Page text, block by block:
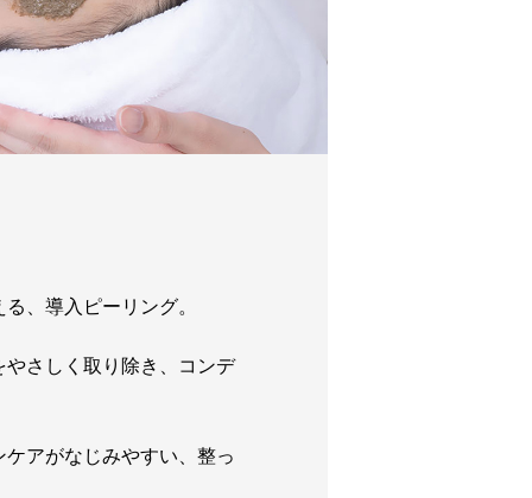
、導入ピーリング。
さしく取り除き、コンデ
アがなじみやすい、整っ